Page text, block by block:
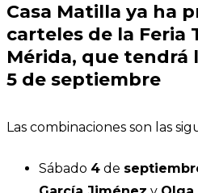
Casa Matilla ya ha
carteles de la Feria
Mérida, que tendrá
5 de septiembre
Las combinaciones son las
Sábado 4 de